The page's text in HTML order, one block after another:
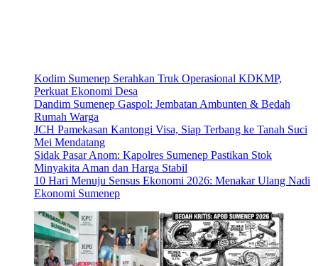
Kodim Sumenep Serahkan Truk Operasional KDKMP,
Perkuat Ekonomi Desa
Dandim Sumenep Gaspol: Jembatan Ambunten & Bedah
Rumah Warga
JCH Pamekasan Kantongi Visa, Siap Terbang ke Tanah Suci
Mei Mendatang
Sidak Pasar Anom: Kapolres Sumenep Pastikan Stok
Minyakita Aman dan Harga Stabil
10 Hari Menuju Sensus Ekonomi 2026: Menakar Ulang Nadi
Ekonomi Sumenep